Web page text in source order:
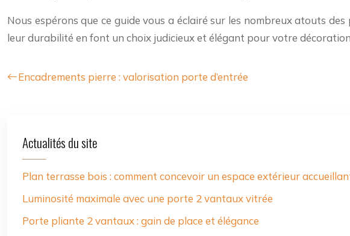
Nous espérons que ce guide vous a éclairé sur les nombreux atouts
leur durabilité en font un choix judicieux et élégant pour votre
Encadrements pierre : valorisation porte d’entrée
Actualités du site
Plan terrasse bois : comment concevoir un espace extérieur
Luminosité maximale avec une porte 2 vantaux vitrée
Porte pliante 2 vantaux : gain de place et élégance